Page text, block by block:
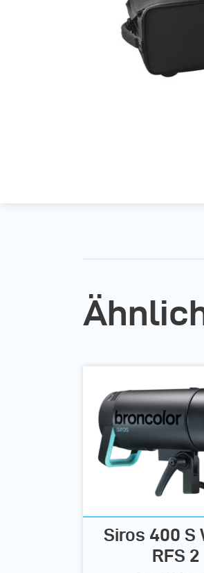
Siros 400 S
RFS 2